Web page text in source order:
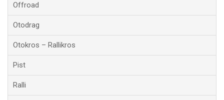
Offroad
Otodrag
Otokros – Rallikros
Pist
Ralli